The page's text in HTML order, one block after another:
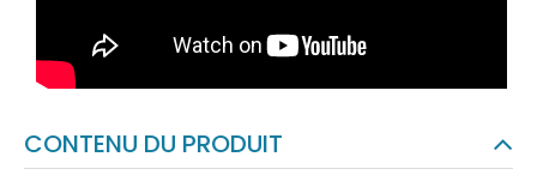
CONTENU DU PRODUIT